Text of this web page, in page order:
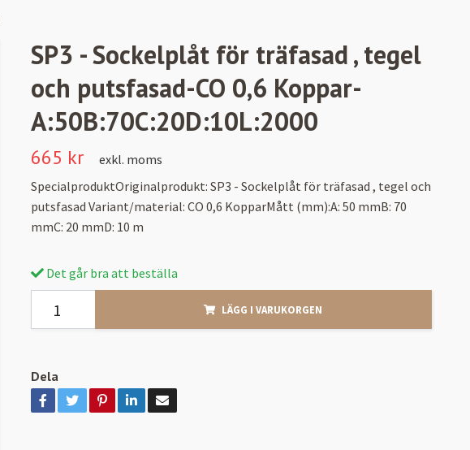
SP3 - Sockelplåt för träfasad , tegel
och putsfasad-CO 0,6 Koppar-
A:50B:70C:20D:10L:2000
665 kr
exkl. moms
SpecialproduktOriginalprodukt: SP3 - Sockelplåt för träfasad , tegel och
putsfasad Variant/material: CO 0,6 KopparMått (mm):A: 50 mmB: 70
mmC: 20 mmD: 10 m
Det går bra att beställa
LÄGG I VARUKORGEN
Dela